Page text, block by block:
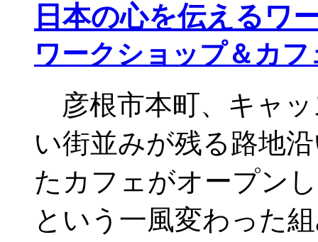
日本の心を伝えるワ
ワークショップ＆カフ
彦根市本町、キャ
い街並みが残る路地
たカフェがオープン
という一風変わった